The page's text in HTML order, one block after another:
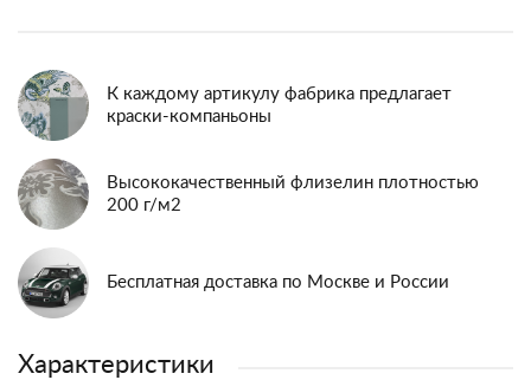
К каждому артикулу фабрика предлагает
краски-компаньоны
Высококачественный флизелин плотностью
200 г/м2
Бесплатная доставка по Москве и России
Характеристики